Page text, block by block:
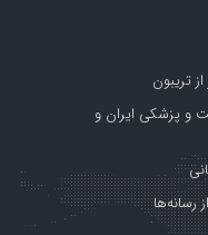
تریبون
و پزشکی ایران و
رسانه‌ها